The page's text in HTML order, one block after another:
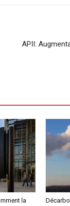
APII:
la